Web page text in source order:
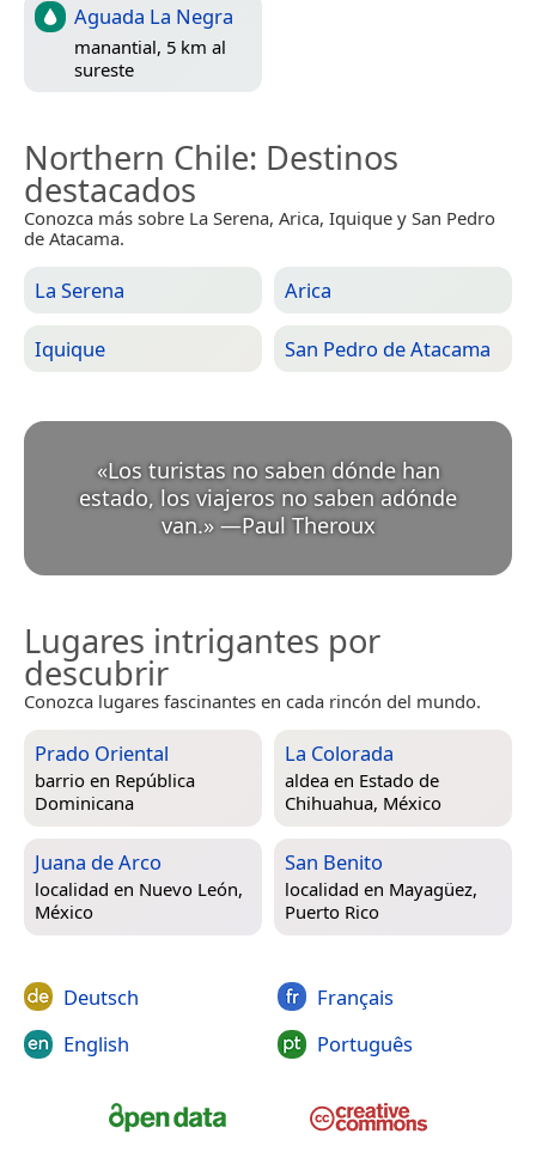
Aguada La Negra
manantial, 5 km al
sureste
Northern Chile: Destinos
destacados
Conozca más sobre La Serena, Arica, Iquique y San Pedro
de Atacama.
La Serena Arica
Iquique San Pedro de Atacama
«Los turistas no saben dónde han
estado, los viajeros no saben adónde
van.» —Paul Theroux
Lugares intrigantes por
descubrir
Conozca lugares fascinantes en cada rincón del mundo.
Prado Oriental
barrio en República
Dominicana
La Colorada
aldea en Estado de
Chihuahua, México
Juana de Arco
localidad en Nuevo León,
México
San Benito
localidad en Mayagüez,
Puerto Rico
Deutsch
English
Français
Português